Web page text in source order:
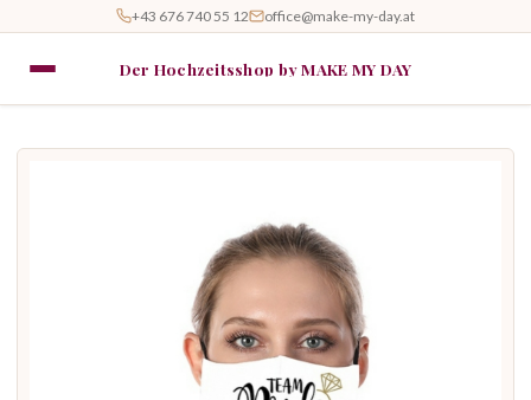
+43 676 740 55 12 office@make-my-day.at
Der Hochzeitsshop by MAKE MY DAY